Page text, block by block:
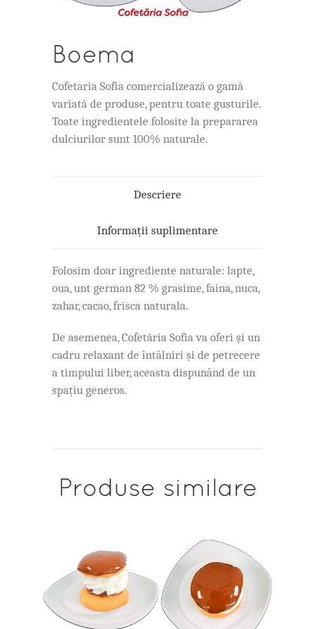
Boema
Cofetaria Sofia comercializează o gamă
variată de produse, pentru toate gusturile.
Toate ingredientele folosite la prepararea
dulciurilor sunt 100% naturale.
Descriere
Informații suplimentare
Folosim doar ingrediente naturale: lapte,
oua, unt german 82 % grasime, faina, nuca,
zahar, cacao, frisca naturala.
De asemenea, Cofetăria Sofia va oferi și un
cadru relaxant de întâlniri și de petrecere
a timpului liber, aceasta dispunând de un
spațiu generos.
Produse similare
ADAUGĂ ÎN COȘ